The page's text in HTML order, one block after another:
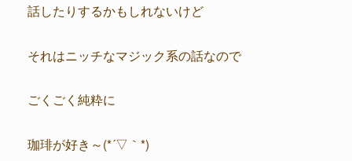
話したりするかもしれないけど
それはニッチなマジック系の話なので
ごくごく純粋に
珈琲が好き～(*´▽｀*)